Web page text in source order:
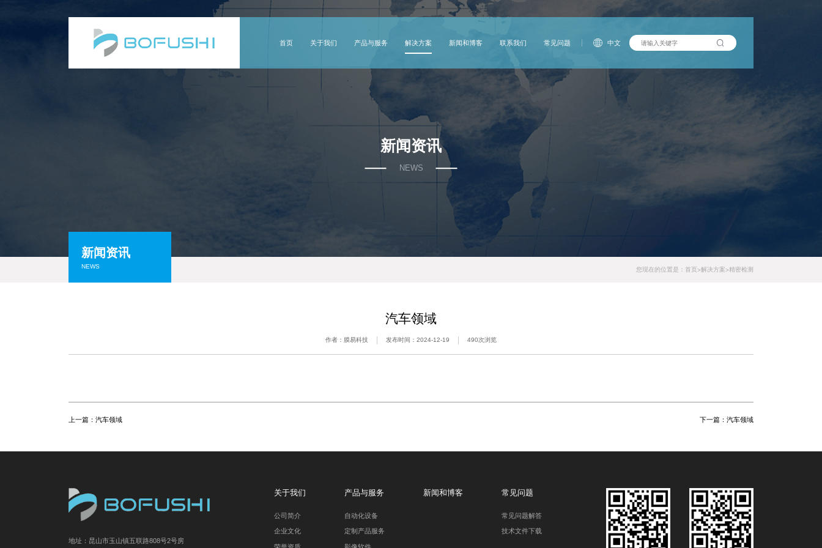
首页 关于我们 产品与服务 解决方案 新闻和博客 联系我们 常见问题 中文
新闻资讯
NEWS
新闻资讯
NEWS 您现在的位置是： 首页>解决方案>精密检测
汽车领域
作者： 膜易科技 发布时间： 2024-12-19 490次浏览
上一篇： 汽车领域 下一篇： 汽车领域
地址：昆山市玉山镇五联路808号2号房
关于我们
公司简介
企业文化
产品与服务
自动化设备
定制产品服务
新闻和博客 常见问题
常见问题解答
技术文件下载